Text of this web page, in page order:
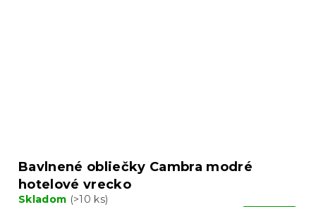
Bavlnené obliečky Cambra modré
hotelové vrecko
Skladom (>10 ks)